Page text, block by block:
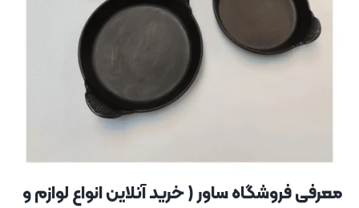
معرفی فروشگاه ساور ( خرید آنلاین انواع لوازم و